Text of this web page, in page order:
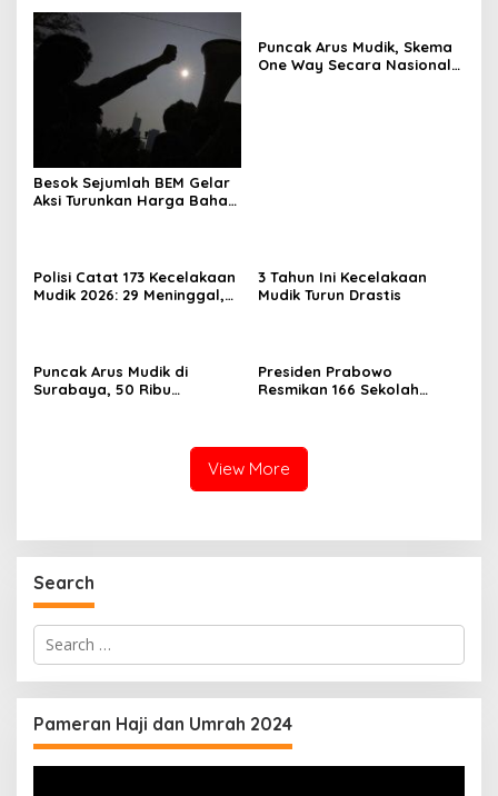
Besok Sejumlah BEM Gelar
Aksi Turunkan Harga Bahan
Puncak Arus Mudik, Skema
One Way Secara Nasional
Polisi Catat 173 Kecelakaan
Mudik 2026: 29 Meninggal,
3 Tahun Ini Kecelakaan
Mudik Turun Drastis
Puncak Arus Mudik di
Surabaya, 50 Ribu
Presiden Prabowo
Resmikan 166 Sekolah
View More
Search
Search
for:
Pameran Haji dan Umrah 2024